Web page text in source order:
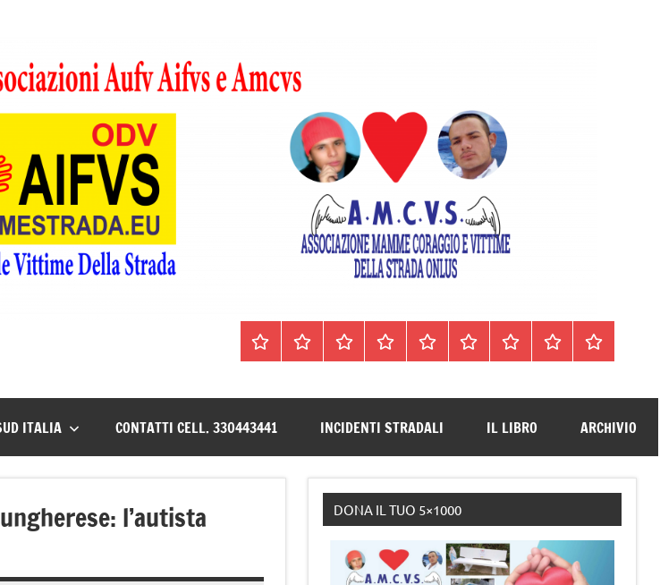
HomepageSegnalazioni
Nord
Centro
Sud
Contatti
330443441
Incidenti
Il
Archivio
ITALIA CONTATTI CELL. 330443441 INCIDENTI STRADALI IL LIBRO ARCHIVIO
l’autista
DONA IL TUO 5×1000